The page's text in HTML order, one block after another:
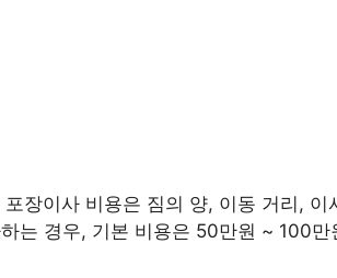
장이사 비용은 짐의 양, 이동 거리, 이
는 경우, 기본 비용은 50만원 ~ 100만